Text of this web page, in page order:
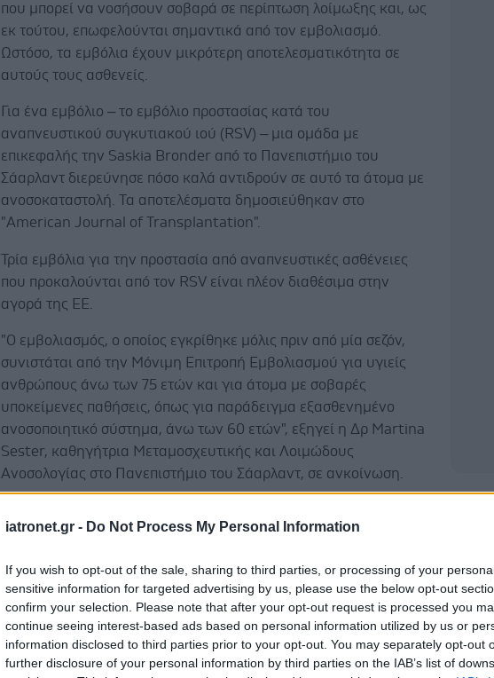
iatronet.gr - Do Not Process My Personal Information
If you wish to opt-out of the sale, sharing to third parties, or processing of your
sensitive information for targeted advertising by us, please use the below opt-out
confirm your selection. Please note that after your opt-out request is processed you
continue seeing interest-based ads based on personal information utilized by us or
information disclosed to third parties prior to your opt-out. You may separately opt-out
further disclosure of your personal information by third parties on the IAB’s list of
που μπορεί να νοσήσουν σοβαρά σε περίπτωση λοίμωξης και, ως
εκ τούτου, επωφελούνται σημαντικά από τον εμβολιασμό.
Ωστόσο, τα εμβόλια έχουν μικρότερη αποτελεσματικότητα σε
αυτούς τους ασθενείς.
Για ένα εμβόλιο – το εμβόλιο προστασίας κατά του
αναπνευστικού συγκυτιακού ιού (RSV) – μια ομάδα με
επικεφαλής την Saskia Bronder από το Πανεπιστήμιο του
Σάαρλαντ διερεύνησε πόσο καλά αντιδρούν σε αυτό τα άτομα με
ανοσοκαταστολή. Τα αποτελέσματα δημοσιεύθηκαν στο
"American Journal of Transplantation".
Τρία εμβόλια για την προστασία από αναπνευστικές ασθένειες
που προκαλούνται από τον RSV είναι πλέον διαθέσιμα στην
αγορά της ΕΕ.
"Ο εμβολιασμός, ο οποίος εγκρίθηκε μόλις πριν από μία σεζόν,
συνιστάται από την Μόνιμη Επιτροπή Εμβολιασμού για υγιείς
ανθρώπους άνω των 75 ετών και για άτομα με σοβαρές
υποκείμενες παθήσεις, όπως για παράδειγμα εξασθενημένο
ανοσοποιητικό σύστημα, άνω των 60 ετών", εξηγεί η Δρ Martina
Sester, καθηγήτρια Μεταμοσχευτικής και Λοιμώδους
Ανοσολογίας στο Πανεπιστήμιο του Σάαρλαντ, σε ανκοίνωση.
επειγόντως, τα άτομα με εξασθενημένο ανοσοποιητικό σύστημα,
προστατευτική δράση του εμβολίου."